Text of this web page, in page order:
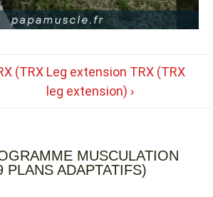
(TRX Next
Post
Leg extension TRX (TRX
leg extension) ›
MUSCULATION
PLANS ADAPTATIFS)